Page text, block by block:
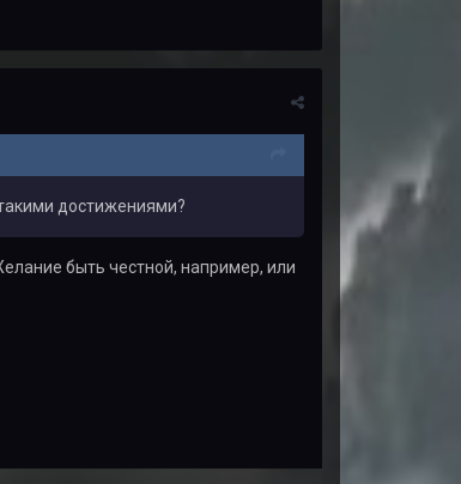
достижениями?
быть честной, например, или